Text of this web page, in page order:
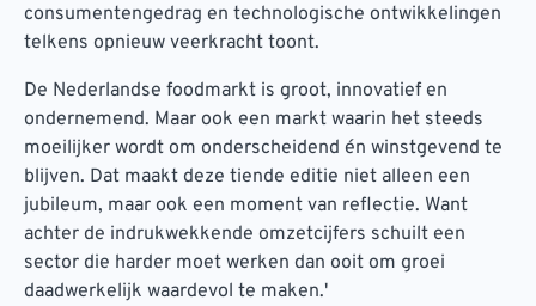
consumentengedrag en technologische ontwikkelingen
telkens opnieuw veerkracht toont.
De Nederlandse foodmarkt is groot, innovatief en
ondernemend. Maar ook een markt waarin het steeds
moeilijker wordt om onderscheidend én winstgevend te
blijven. Dat maakt deze tiende editie niet alleen een
jubileum, maar ook een moment van reflectie. Want
achter de indrukwekkende omzetcijfers schuilt een
sector die harder moet werken dan ooit om groei
daadwerkelijk waardevol te maken.'